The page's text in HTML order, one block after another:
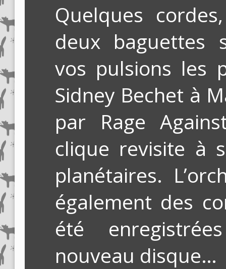
Quelques
deux baguettes
vos pulsions les
Sidney Bechet à
par Rage
clique revisite à
planétaires.
également des
été
nouveau disque…